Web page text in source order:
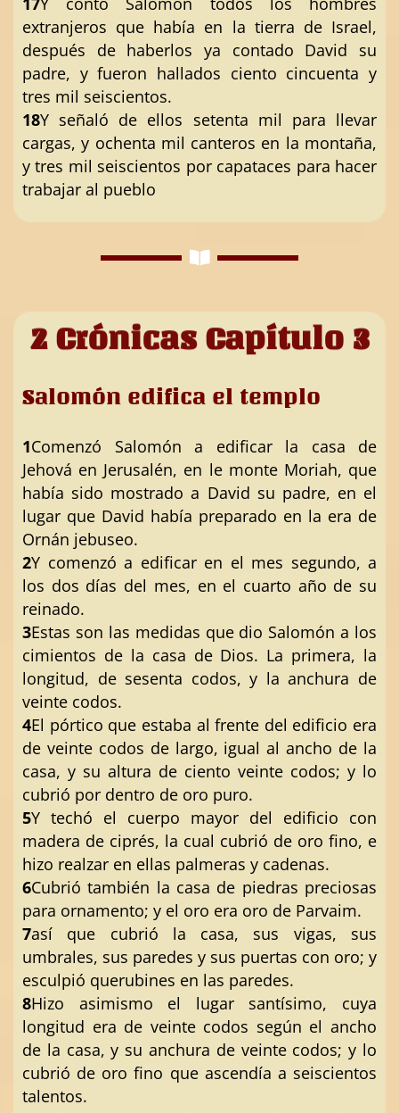
extranjeros que había en la tierra de Israel,
después de haberlos ya contado David su
padre, y fueron hallados ciento cincuenta y
tres mil seiscientos.
18Y señaló de ellos setenta mil para llevar
cargas, y ochenta mil canteros en la montaña,
y tres mil seiscientos por capataces para hacer
trabajar al pueblo
2 Crónicas Capítulo 3
Salomón edifica el templo
1Comenzó Salomón a edificar la casa de
Jehová en Jerusalén, en le monte Moriah, que
había sido mostrado a David su padre, en el
lugar que David había preparado en la era de
Ornán jebuseo.
2Y comenzó a edificar en el mes segundo, a
los dos días del mes, en el cuarto año de su
reinado.
3Estas son las medidas que dio Salomón a los
cimientos de la casa de Dios. La primera, la
longitud, de sesenta codos, y la anchura de
veinte codos.
4El pórtico que estaba al frente del edificio era
de veinte codos de largo, igual al ancho de la
casa, y su altura de ciento veinte codos; y lo
cubrió por dentro de oro puro.
5Y techó el cuerpo mayor del edificio con
madera de ciprés, la cual cubrió de oro fino, e
hizo realzar en ellas palmeras y cadenas.
6Cubrió también la casa de piedras preciosas
para ornamento; y el oro era oro de Parvaim.
7así que cubrió la casa, sus vigas, sus
umbrales, sus paredes y sus puertas con oro; y
esculpió querubines en las paredes.
8Hizo asimismo el lugar santísimo, cuya
longitud era de veinte codos según el ancho
de la casa, y su anchura de veinte codos; y lo
cubrió de oro fino que ascendía a seiscientos
talentos.